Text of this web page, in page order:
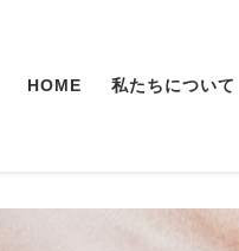
HOME 私たちについて